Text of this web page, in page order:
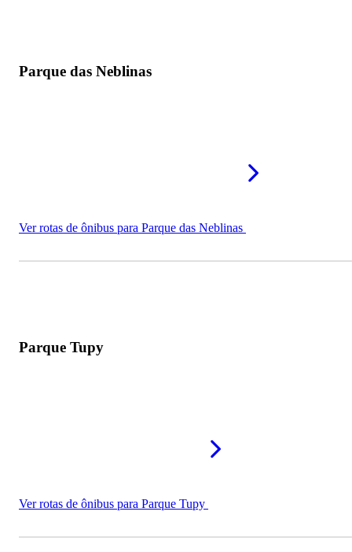
Parque das Neblinas
Ver rotas de ônibus para Parque das Neblinas
Parque Tupy
Ver rotas de ônibus para Parque Tupy